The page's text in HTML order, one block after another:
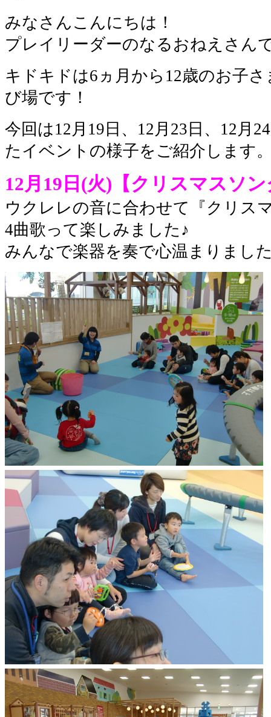
みなさんこんにちは！
プレイリーダーのなるおねえさん
キドキドは6ヵ月から12歳のお子
び場です！
今回は12月19日、12月23日、12月
たイベントの様子をご紹介します
12月19日(火)【クリスマスソ
ウクレレの音に合わせて『クリス
4曲歌って楽しみました♪
みんなで楽器を奏で心温まりまし